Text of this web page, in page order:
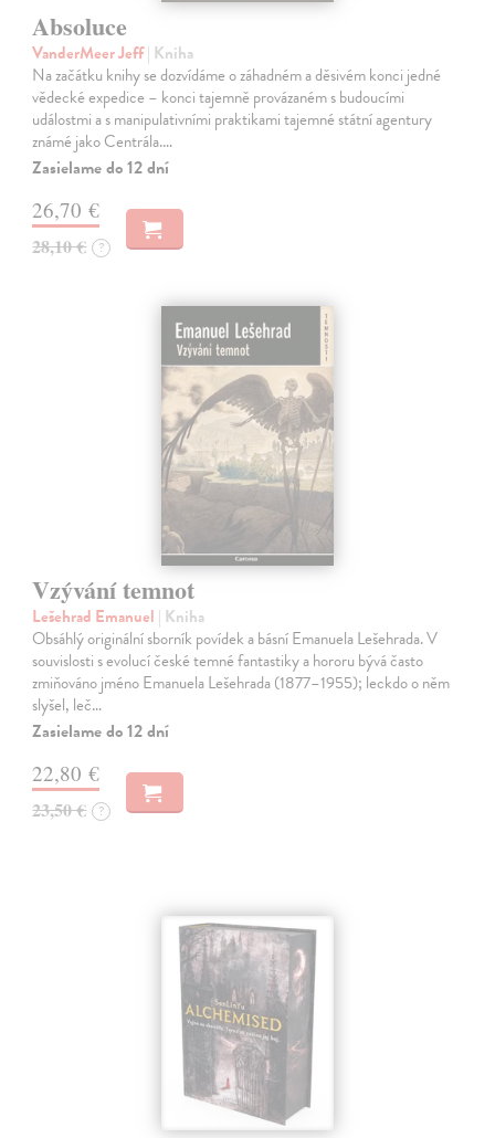
Absoluce
VanderMeer Jeff| Kniha
Na začátku knihy se dozvídáme o záhadném a děsivém konci jedné
vědecké expedice – konci tajemně provázaném s budoucími
událostmi a s manipulativními praktikami tajemné státní agentury
známé jako Centrála.…
Zasielame do 12 dní
26,70 €
28,10 € ?
Vzývání temnot
Lešehrad Emanuel | Kniha
Obsáhlý originální sborník povídek a básní Emanuela Lešehrada. V
souvislosti s evolucí české temné fantastiky a hororu bývá často
zmiňováno jméno Emanuela Lešehrada (1877–1955); leckdo o něm
slyšel, leč…
Zasielame do 12 dní
22,80 €
23,50 € ?